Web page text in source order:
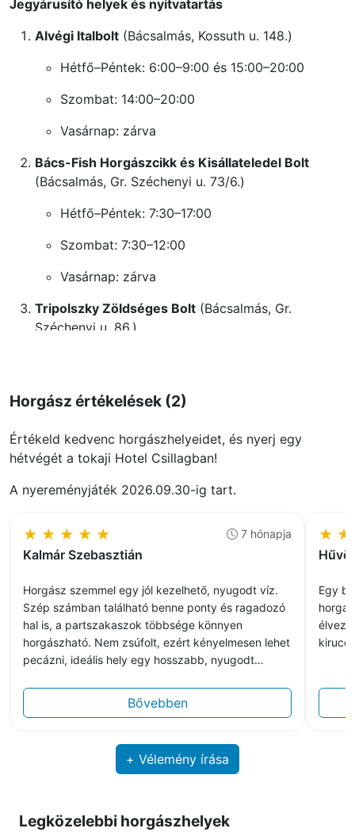
Jegyárusító helyek és nyitvatartás
Alvégi Italbolt (Bácsalmás, Kossuth u. 148.)
Hétfő–Péntek: 6:00–9:00 és 15:00–20:00
Szombat: 14:00–20:00
Vasárnap: zárva
Bács-Fish Horgászcikk és Kisállateledel Bolt
(Bácsalmás, Gr. Széchenyi u. 73/6.)
Hétfő–Péntek: 7:30–17:00
Szombat: 7:30–12:00
Vasárnap: zárva
Tripolszky Zöldséges Bolt (Bácsalmás, Gr.
Széchenyi u. 86.)
Szombat: 7:30–12:00
Horgász értékelések (2)
Értékeld kedvenc horgászhelyeidet, és nyerj egy
hétvégét a tokaji Hotel Csillagban!
A nyereményjáték 2026.09.30-ig tart.
★ ★ ★ ★ ★
Kalmár Szebasztián
7 hónapja
Horgász szemmel egy jól kezelhető, nyugodt víz.
Szép számban található benne ponty és ragadozó
hal is, a partszakaszok többsége könnyen
horgászható. Nem zsúfolt, ezért kényelmesen lehet
pecázni, ideális hely egy hosszabb, nyugodt
Bővebben
★ ★
Egy
+ Vélemény írása
Legközelebbi horgászhelyek